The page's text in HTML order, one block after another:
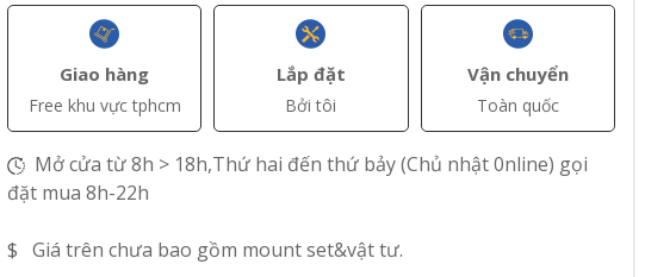
16.400.000đ(VAT)
Máy lạnh âm trần
Inverter Casper CC-
2 Hp
+ Thêm
18.850.000đ(VAT)
Máy lạnh âm trần
2.5 Hp
+ Thêm
28.300.000đ(VAT)
Máy lạnh âm trần
Giao hàng
Free khu vực tphcm
Lắp đặt
Bởi tôi
Vận chuyển
Toàn quốc
Mở cửa từ 8h > 18h,Thứ hai đến thứ bảy (Chủ nhật 0nline) gọi
đặt mua 8h-22h
$ Giá trên chưa bao gồm mount set&vật tư.